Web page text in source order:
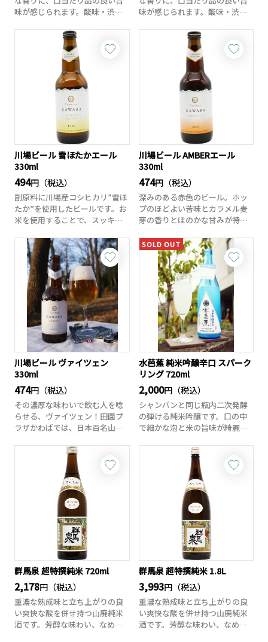
味が感じられます。酸味・渋味
味が感じられます。酸味・渋味
川場ビール 雪ほたかエール
330ml
494円（税込）
副原料に川場産コシヒカリ”雪ほ
たか”を使用したビールです。お
米を使用することで、スッキリ
川場ビール AMBERエール
330ml
474円（税込）
深みのある赤色のビール。ホッ
プのほどよい苦味とカラメル麦
芽の香りとほのかな甘みが特徴
川場ビール ヴァイツェン
330ml
474円（税込）
その濃厚な味わいで飲む人を唸
らせる、ヴァイツェン！田園プ
ラザかわばでは、日本百名山と
SOLD OUT
水芭蕉 純米吟醸辛口 スパーク
リング 720ml
2,000円（税込）
シャンパンと同じ瓶内二次発酵
の弾ける純米吟醸です。口の中
で細かな泡と米の旨味が綺麗に
群馬泉 超特撰純米 720ml
2,178円（税込）
重濃な熟成味と立ち上がりの良
い爽快な酸を併せ持つ山廃純米
酒です。芳醇な味わい、なめら
群馬泉 超特撰純米 1.8L
3,993円（税込）
重濃な熟成味と立ち上がりの良
い爽快な酸を併せ持つ山廃純米
酒です。芳醇な味わい、なめら